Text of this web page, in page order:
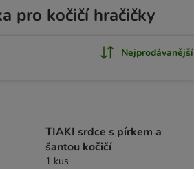
pro kočičí hračičky
Nejprodávanější
TIAKI srdce s pírkem a
šantou kočičí
1 kus